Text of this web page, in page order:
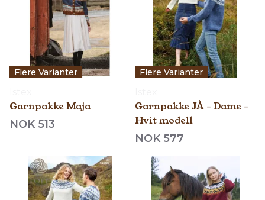
Flere Varianter
Garnpakke Maja
NOK 513
Flere Varianter
Garnpakke JÀ - Dame -
Hvit modell
NOK 577